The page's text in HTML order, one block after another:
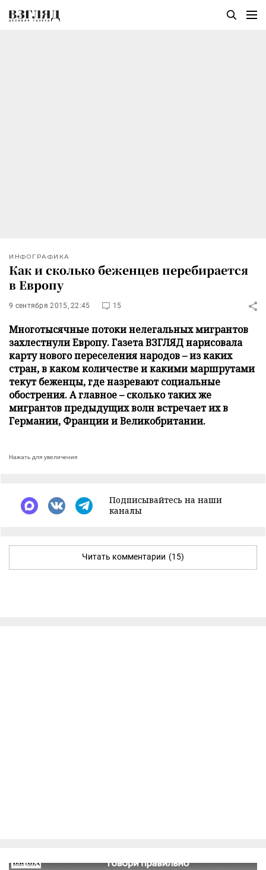
ИНФОГРАФИКА
Как и сколько беженцев перебирается
в Европу
9 сентября 2015, 22:45 15
Многотысячные потоки нелегальных мигрантов
захлестнули Европу. Газета ВЗГЛЯД нарисовала
карту нового переселения народов – из каких
стран, в каком количестве и какими маршрутами
текут беженцы, где назревают социальные
обострения. А главное – сколько таких же
мигрантов предыдущих волн встречает их в
Германии, Франции и Великобритании.
Нажать для увеличения
Подписывайтесь на наши
каналы
Читать комментарии (15)